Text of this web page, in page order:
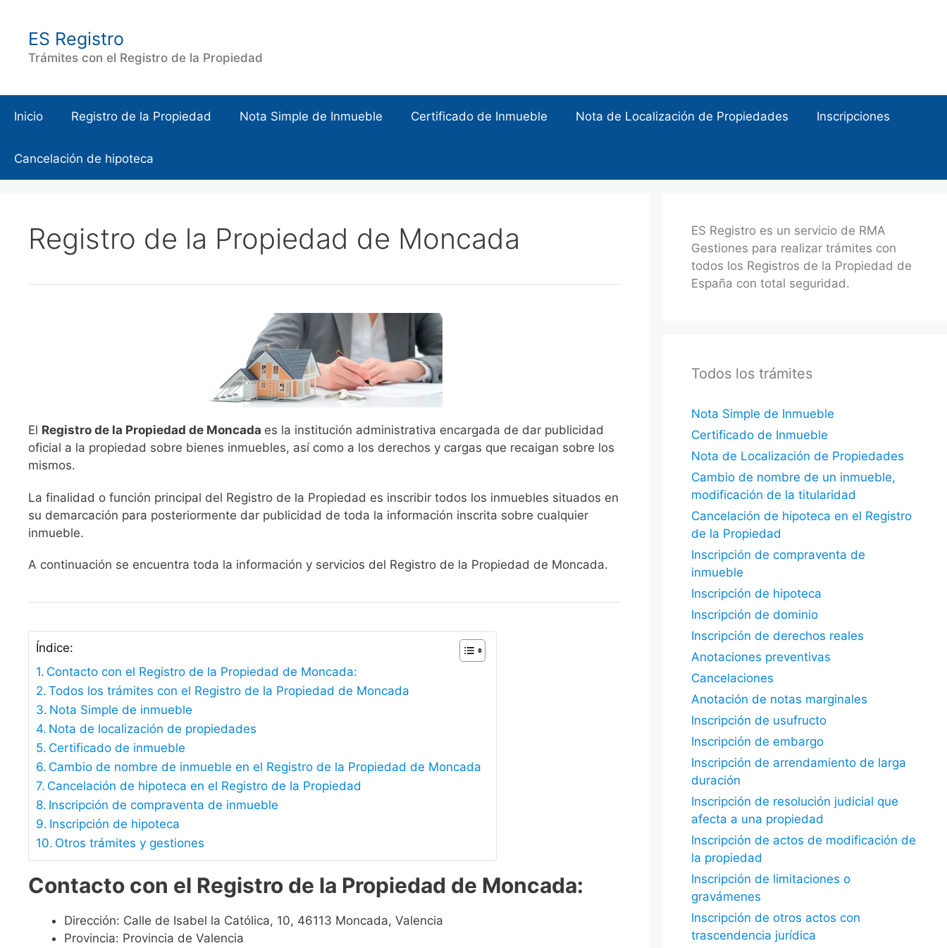
contenidoES Registro
Trámites con el Registro de la Propiedad
Inicio Registro de la Propiedad Nota Simple de Inmueble Certificado de Inmueble Nota de Localización de Propiedades Inscripciones
Cancelación de hipoteca
Registro de la Propiedad de Moncada
El Registro de la Propiedad de Moncada es la institución administrativa encargada de dar publicidad
oficial a la propiedad sobre bienes inmuebles, así como a los derechos y cargas que recaigan sobre los
mismos.
La finalidad o función principal del Registro de la Propiedad es inscribir todos los inmuebles situados en
su demarcación para posteriormente dar publicidad de toda la información inscrita sobre cualquier
inmueble.
A continuación se encuentra toda la información y servicios del Registro de la Propiedad de Moncada.
Índice:
Contacto con el Registro de la Propiedad de Moncada:
Todos los trámites con el Registro de la Propiedad de Moncada
Nota Simple de inmueble
Nota de localización de propiedades
Certificado de inmueble
Cambio de nombre de inmueble en el Registro de la Propiedad de Moncada
Cancelación de hipoteca en el Registro de la Propiedad
Inscripción de compraventa de inmueble
Inscripción de hipoteca
Otros trámites y gestiones
Contacto con el Registro de la Propiedad de Moncada:
Dirección: Calle de Isabel la Católica, 10, 46113 Moncada, Valencia
Provincia: Provincia de Valencia
ES Registro es un servicio de RMA
Gestiones para realizar trámites con
todos los Registros de la Propiedad de
España con total seguridad.
Todos los trámites
Nota Simple de Inmueble
Certificado de Inmueble
Nota de Localización de Propiedades
Cambio de nombre de un inmueble,
modificación de la titularidad
Cancelación de hipoteca en el Registro
de la Propiedad
Inscripción de compraventa de
inmueble
Inscripción de hipoteca
Inscripción de dominio
Inscripción de derechos reales
Anotaciones preventivas
Cancelaciones
Anotación de notas marginales
Inscripción de usufructo
Inscripción de embargo
Inscripción de arrendamiento de larga
duración
Inscripción de resolución judicial que
afecta a una propiedad
Inscripción de actos de modificación de
la propiedad
Inscripción de limitaciones o
gravámenes
Inscripción de otros actos con
trascendencia jurídica